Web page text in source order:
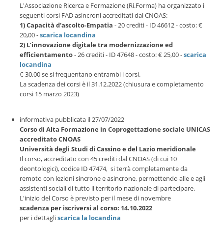
L'Associazione Ricerca e Formazione (Ri.Forma) ha organizzato i
seguenti corsi FAD asincroni accreditati dal CNOAS:
1) Capacità d'ascolto-Empatia - 20 crediti - ID 46612 - costo: €
20,00 -scarica locandina
2) L’innovazione digitale tra modernizzazione ed
efficientamento- 26 crediti - ID 47648 - costo: € 25,00 -scarica
locandina
€ 30,00 se si frequentano entrambi i corsi.
La scadenza dei corsi è il 31.12.2022 (chiusura e completamento
corsi 15 marzo 2023)
informativa pubblicata il 27/07/2022
Corso di Alta Formazione in Coprogettazione sociale UNICAS
accreditato CNOAS
Università degli Studi di Cassino e del Lazio meridionale
Il corso, accreditato con 45 crediti dal CNOAS (di cui 10
deontologici), codice ID 47474, si terrà completamente da
remoto con lezioni sincrone e asincrone, permettendo alle e agli
assistenti sociali di tutto il territorio nazionale di partecipare.
L'inizio del Corso è previsto per il mese di novembre
scadenza per iscriversi al corso: 14.10.2022
per i dettagliscarica la locandina